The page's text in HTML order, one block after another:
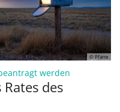
© Pfarre
werden
des